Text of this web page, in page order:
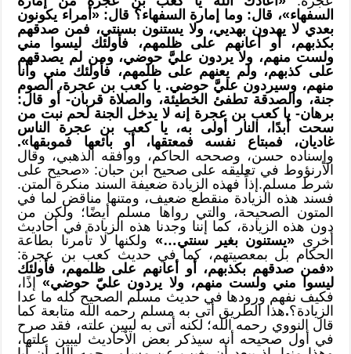
السفهاء»، قال: وما إمارة السفهاء؟ قال: «أمراء يكونون
بعدي لا يهدون بهديي، ولا يستنون بسنتي، فمن صدقهم
بكذبهم، أو أعانهم على ظلمهم، فأولئك ليسوا مني
ولست منهم، ولا يردون عليَّ حوضي، ومن لم يصدقهم
على كذبهم، ولم يعنهم على ظلمهم، فأولئك مني وأنا
منهم، وسيردون عليَّ حوضي. يا كعب بن عجرة، الصوم
جنة، والصدقة تطفئ الخطيئة، والصلاة قربان- أو قال:
برهان- يا كعب بن عجرة إنه لا يدخل الجنة لحم نبت من
سحت أبدًا، النار أولى به، يا كعب بن عجرة الناس
غاديان، فمبتاع نفسه فمعتقها، أو بائعها فموبقها».
وإسناده حسن، وصححه الحاكم، ووافقه الذهبي، وقال
الأرنؤوط في تعليقه على صحيح ابن حبان: «صحيح على
شرط مسلم.إذاً فهذه الزيادة ضعيفة السند منكرة المتن.
فسند هذه الزيادة منقطع ضعيف، ومتنها مناقض لما في
المتون الصحيحة، والتي رواها مسلم أيضًا؛ ولكن من
دون هذه الزيادة، كما إننا وجدنا هذه الزيادة في أحاديث
أخرى «يستنون بغير سنتي…» ولكنها لا تأمرنا بطاعة
الحكام بل بمعصيتهم، كما في حديث كعب بن عجرة:
«فمن صدقهم بكذبهم، أو أعانهم على ظلمهم، فأولئك
ليسوا مني ولست منهم، ولا يردون عليّ حوضي»إذًا،
فكيف نفهم ورودها في حديث مسلم الصحيح كله ما عدا
الزيادة؟.هذا الطريق أتى به مسلم رحمه الله متابعة كما
قال النووي رحمه الله؛ لكنه أتى به ليبين علته، فقد صرح
في أول صحيحه أنه سيذكر بعض الأحاديث ليبين علتها،